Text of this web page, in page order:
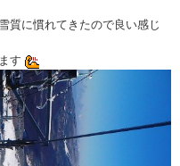
質に慣れてきたので良い感じ
す